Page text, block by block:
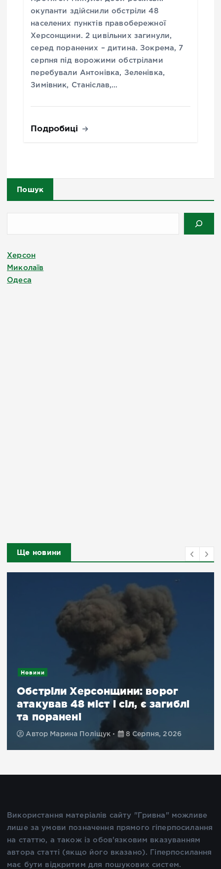
окупанти здійснили обстріли 48
населених пунктів правобережної
Херсонщини. 2 цивільних загинули,
серед поранених – дитина. Зокрема, 7
серпня під ворожими обстрілами
перебували Антонівка, Зеленівка,
Зимівник, Станіслав,…
Подробиці
Пошук
Херсон
Миколаїв
Одеса
Ще новини
Новини
Обстріли Херсонщини: ворог
атакував 48 міст і сіл, є загиблі
та поранені
Автор Марина Поліщук 8 Серпня, 2026
Використання матеріалів сайту "Гривна" можливе
лише за умови позначення прямого гіперпосилання
на статтю, а також із обов'язковим вказуванням
автора статті (якщо його вказано). Гіперпосилання
має бути відкритим для пошукових систем.